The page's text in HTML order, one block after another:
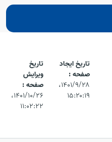
تاریخ ایجاد
صفحه :
۱۴۰۱/۹/۲۸،‏
۱۵:۲۰:۱۹
تاریخ
ویرایش
صفحه :
۱۴۰۱/۱۰/۲۶،‏
۱۱:۰۲:۲۲